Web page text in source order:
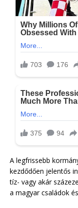
A legfrissebb
kezdődően jelentős
tíz- vagy akár
a magyar családok